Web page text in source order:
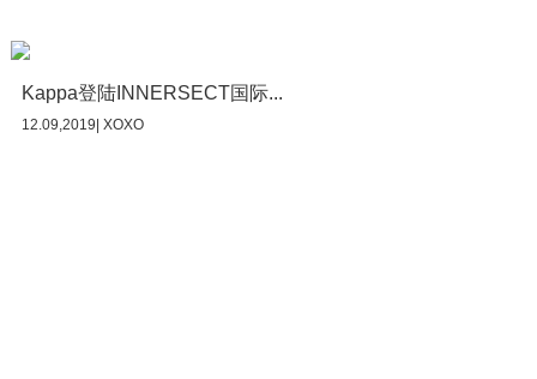
Kappa登陆INNERSECT国际...
12.09,2019| XOXO